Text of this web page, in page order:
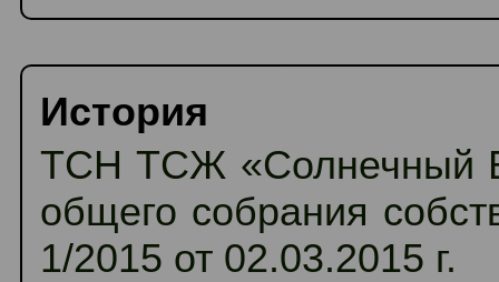
История
ТСН ТСЖ «Солнечный
общего собрания
1/2015 от 02.03.2015 г.